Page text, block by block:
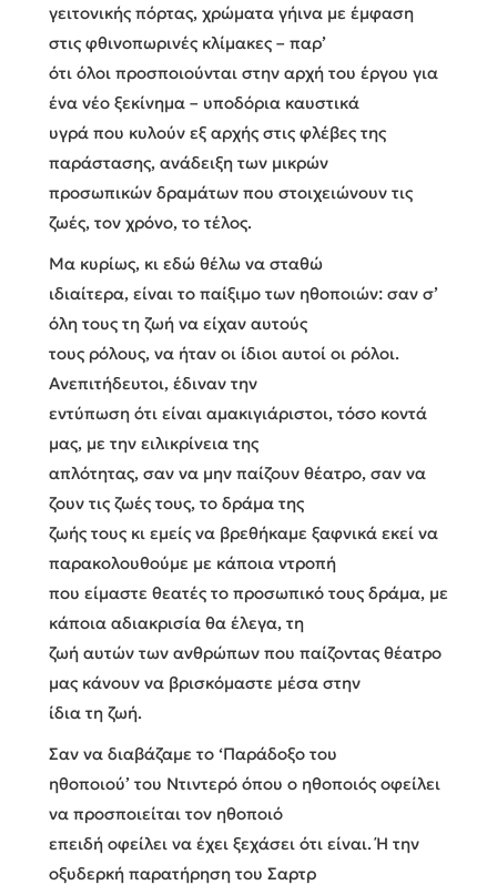
γειτονικής πόρτας, χρώματα γήινα με έμφαση
στις φθινοπωρινές κλίμακες – παρ’
ότι όλοι προσποιούνται στην αρχή του έργου για
ένα νέο ξεκίνημα – υποδόρια καυστικά
υγρά που κυλούν εξ αρχής στις φλέβες της
παράστασης, ανάδειξη των μικρών
προσωπικών δραμάτων που στοιχειώνουν τις
ζωές, τον χρόνο, το τέλος.
Μα κυρίως, κι εδώ θέλω να σταθώ
ιδιαίτερα, είναι το παίξιμο των ηθοποιών: σαν σ’
όλη τους τη ζωή να είχαν αυτούς
τους ρόλους, να ήταν οι ίδιοι αυτοί οι ρόλοι.
Ανεπιτήδευτοι, έδιναν την
εντύπωση ότι είναι αμακιγιάριστοι, τόσο κοντά
μας, με την ειλικρίνεια της
απλότητας, σαν να μην παίζουν θέατρο, σαν να
ζουν τις ζωές τους, το δράμα της
ζωής τους κι εμείς να βρεθήκαμε ξαφνικά εκεί να
παρακολουθούμε με κάποια ντροπή
που είμαστε θεατές το προσωπικό τους δράμα, με
κάποια αδιακρισία θα έλεγα, τη
ζωή αυτών των ανθρώπων που παίζοντας θέατρο
μας κάνουν να βρισκόμαστε μέσα στην
ίδια τη ζωή.
Σαν να διαβάζαμε το ‘Παράδοξο του
ηθοποιού’ του Ντιντερό όπου ο ηθοποιός οφείλει
να προσποιείται τον ηθοποιό
επειδή οφείλει να έχει ξεχάσει ότι είναι. Ή την
οξυδερκή παρατήρηση του Σαρτρ